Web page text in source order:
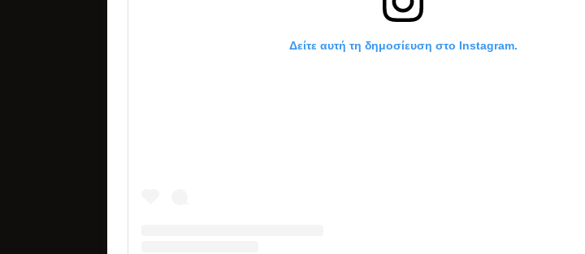
Δείτε αυτή τη δημοσίευση στο Instagram.